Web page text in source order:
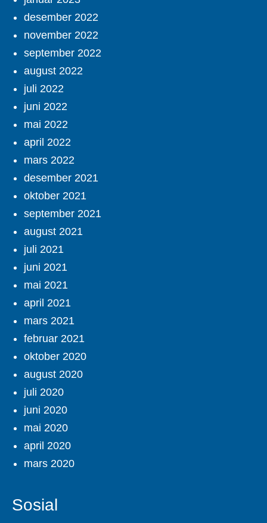
desember 2022
november 2022
september 2022
august 2022
juli 2022
juni 2022
mai 2022
april 2022
mars 2022
desember 2021
oktober 2021
september 2021
august 2021
juli 2021
juni 2021
mai 2021
april 2021
mars 2021
februar 2021
oktober 2020
august 2020
juli 2020
juni 2020
mai 2020
april 2020
mars 2020
Sosial